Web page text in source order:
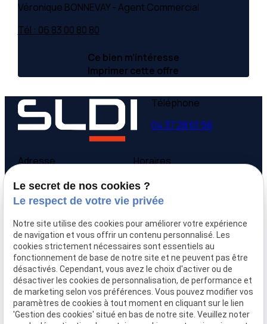
Véronique BONNEVAY - Agent Commercial
Tél : 06 83 00 80 80
Ce bien m’intéresse
Imprimer cette offre
Téléphone
04 37 28 61 56
Adresse
9 avenue Victor Hugo
69160 Tassin la Demi-
Lune
Horaires
Lundi - Vendredi
09:00-12:00,
Accueil
Qui sommes-nous
Nos biens
Prix immobilier
Confier mon bien
Rejoignez-nous
Contact
Le secret de nos cookies ?
Le respect de votre vie privée
Notre site utilise des cookies pour améliorer votre expérience
de navigation et vous offrir un contenu personnalisé. Les
cookies strictement nécessaires sont essentiels au
fonctionnement de base de notre site et ne peuvent pas être
désactivés. Cependant, vous avez le choix d'activer ou de
désactiver les cookies de personnalisation, de performance et
de marketing selon vos préférences. Vous pouvez modifier vos
paramètres de cookies à tout moment en cliquant sur le lien
'Gestion des cookies' situé en bas de notre site. Veuillez noter